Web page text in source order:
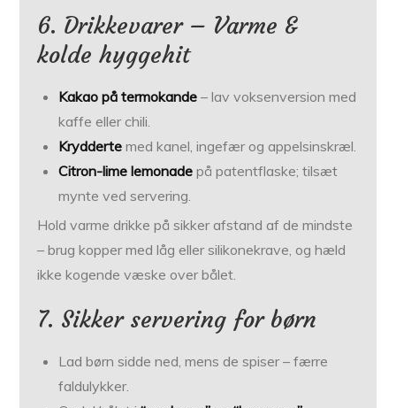
6. Drikkevarer – Varme &
kolde hyggehit
Kakao på termokande – lav voksenversion med
kaffe eller chili.
Krydderte med kanel, ingefær og appelsinskræl.
Citron-lime lemonade på patentflaske; tilsæt
mynte ved servering.
Hold varme drikke på sikker afstand af de mindste
– brug kopper med låg eller silikonekrave, og hæld
ikke kogende væske over bålet.
7. Sikker servering for børn
Lad børn sidde ned, mens de spiser – færre
faldulykker.